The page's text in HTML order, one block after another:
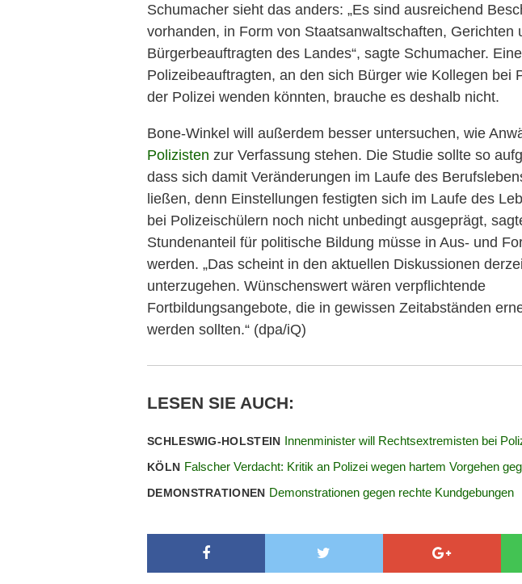
Schumacher sieht das anders: „Es sind ausreichend
vorhanden, in Form von Staatsanwaltschaften, Gerichten
Bürgerbeauftragten des Landes“, sagte Schumacher.
Polizeibeauftragten, an den sich Bürger wie Kollegen bei
der Polizei wenden könnten, brauche es deshalb nicht.
Bone-Winkel will außerdem besser untersuchen, wie
Polizisten zur Verfassung stehen. Die Studie sollte so
dass sich damit Veränderungen im Laufe des
ließen, denn Einstellungen festigten sich im Laufe des
bei Polizeischülern noch nicht unbedingt ausgeprägt,
Stundenanteil für politische Bildung müsse in Aus- und
werden. „Das scheint in den aktuellen Diskussionen
unterzugehen. Wünschenswert wären verpflichtende
Fortbildungsangebote, die in gewissen Zeitabständen
werden sollten.“ (dpa/iQ)
LESEN SIE AUCH:
SCHLESWIG-HOLSTEIN Innenminister will Rechtsextremisten bei
KÖLN Falscher Verdacht: Kritik an Polizei wegen hartem Vorgehen
DEMONSTRATIONEN Demonstrationen gegen rechte Kundgebungen